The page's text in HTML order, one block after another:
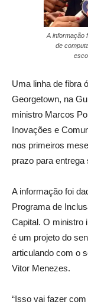
A informação
de
Uma linha de fibra
Georgetown, na
ministro Marcos
Inovações e
nos primeiros
prazo para entrega
A informação foi
Programa de
Capital. O ministro
é um projeto do
articulando com o
Vitor Menezes.
“Isso vai fazer